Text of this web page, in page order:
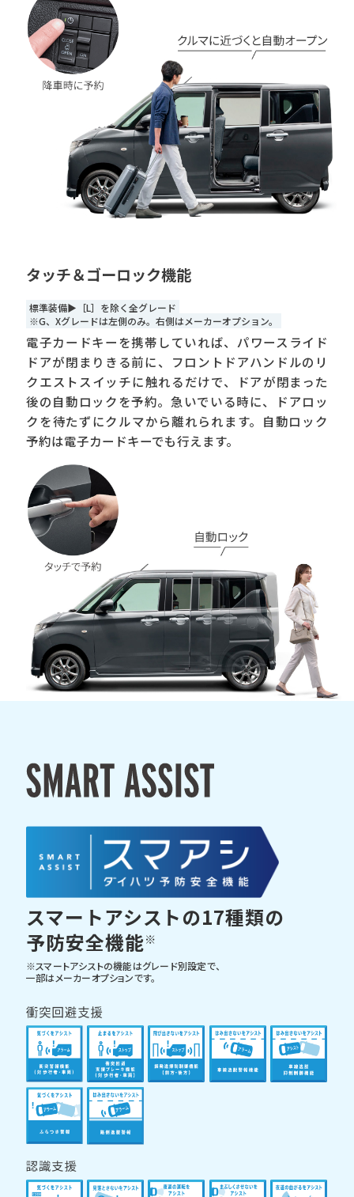
タッチ＆ゴーロック機能
標準装備▶［L］を除く全グレード
※G、Xグレードは左側のみ。右側はメーカーオプション。
電子カードキーを携帯していれば、パワースライド
ドアが閉まりきる前に、フロントドアハンドルのリ
クエストスイッチに触れるだけで、ドアが閉まった
後の自動ロックを予約。急いでいる時に、ドアロッ
クを待たずにクルマから離れられます。自動ロック
予約は電子カードキーでも行えます。
スマートアシストの17種類の
予防安全機能※
※スマートアシストの機能はグレード別設定で、
一部はメーカーオプションです。